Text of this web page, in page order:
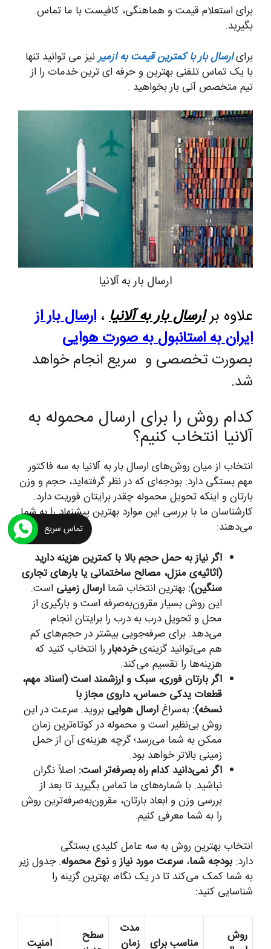
برای استعلام قیمت و هماهنگی، کافیست با ما تماس
بگیرید.
برایارسال بار با کمترین قیمت به ازمیرنیز می توانید تنها
با یک تماس تلفنی بهترین و حرفه ای ترین خدمات را از
تیم متخصص آنی بار بخواهید .
ارسال بار به آلانیا
علاوه برارسال بار به آلانیا، ارسال بار از
ایران به استانبولبه صورت هوایی
بصورت تخصصی و سریع انجام خواهد
شد.
کدام روش را برای ارسال محموله به
آلانیا انتخاب کنیم؟
انتخاب از میان روش‌های ارسال بار به آلانیا به سه فاکتور
مهم بستگی دارد: بودجه‌ای که در نظر گرفته‌اید، حجم و وزن
بارتان و اینکه تحویل محموله چقدر برایتان فوریت دارد.
کارشناسان ما با بررسی این موارد بهترین پیشنهاد را به شما
می‌دهند:
اگر نیاز به حمل حجم بالا با کمترین هزینه دارید
(اثاثیه‌ی منزل، مصالح ساختمانی یا بارهای تجاری
سنگین): بهترین انتخاب شما ارسال زمینی است.
این روش بسیار مقرون‌به‌صرفه است و بارگیری از
محل و تحویل درب به درب را برایتان انجام
می‌دهد. برای صرفه‌جویی بیشتر در حجم‌های کم
هم می‌توانید گزینه‌یخرده‌بار را انتخاب کنید که
هزینه‌ها را تقسیم می‌کند.
اگر بارتان فوری، سبک و ارزشمند است (اسناد مهم،
قطعات یدکی حساس، داروی مجاز با
نسخه): به‌سراغارسال هوایی بروید. سرعت در این
روش بی‌نظیر است و محموله در کوتاه‌ترین زمان
ممکن به شما می‌رسد؛ گرچه هزینه‌ی آن از حمل
زمینی بالاتر خواهد بود.
اگر نمی‌دانید کدام راه بصرفه‌تر است: اصلاً نگران
نباشید. با شماره‌های ما تماس بگیرید تا بعد از
بررسی وزن و ابعاد بارتان، مقرون‌به‌صرفه‌ترین روش
را به شما معرفی کنیم.
انتخاب بهترین روش به سه عامل کلیدی بستگی
دارد: بودجه شما، سرعت مورد نیازونوع محموله. جدول زیر
به شما کمک می‌کند تا در یک نگاه، بهترین گزینه را
شناسایی کنید:
روش
مناسب برای
مدت
زمان
سطح
امنیت
تماس سریع